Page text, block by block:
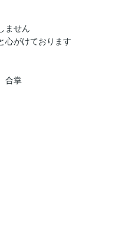
ません
心がけております
合掌